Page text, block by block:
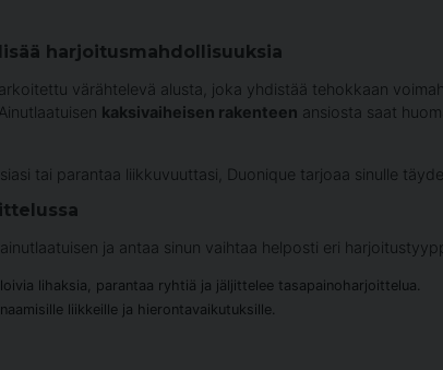
harjoitusmahdollisuuksia
värähtelevä alusta, joka yhdistää tehokkaan
kaksivaiheisen rakenteen ansiosta saat
tai parantaa liikkuvuuttasi, Duonique tarjoaa sinulle
ja antaa sinun vaihtaa helposti eri
lihaksia, parantaa ryhtiä ja jäljittelee tasapainoharjoittelua.
liikkeille ja hierontavaikutuksille.